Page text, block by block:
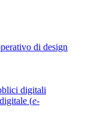
di design
digitali
(e-